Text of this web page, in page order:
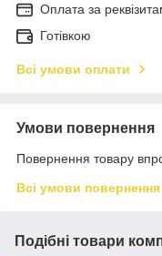
Оплата за
Готівкою
Всі умови оплати
Умови повернення
Повернення товару
Всі умови повернення
Подібні товари